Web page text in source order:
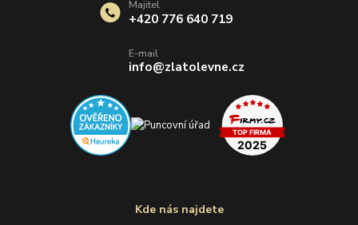
Kde nás najdete
Majitel
+420 776 640 719
E-mail
info@zlatolevne.cz